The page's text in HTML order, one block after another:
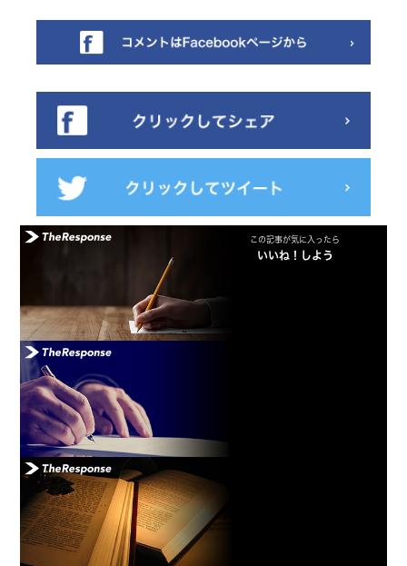
この記事が気に入ったら
いいね！しよう